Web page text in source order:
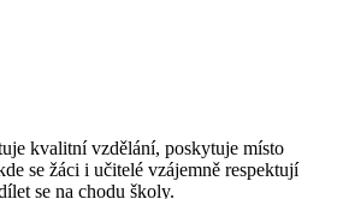
kvalitní vzdělání, poskytuje místo
se žáci i učitelé vzájemně respektují
se na chodu školy.